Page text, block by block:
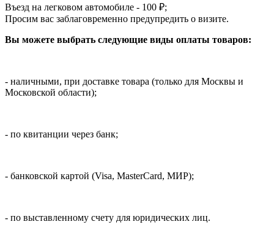
Въезд на легковом автомобиле - 100 ₽;
Просим вас заблаговременно предупредить о визите.
Вы можете выбрать следующие виды оплаты товаров:
- наличными, при доставке товара (только для Москвы и
Московской области);
- по квитанции через банк;
- банковской картой (Visa, MasterCard, МИР);
- по выставленному счету для юридических лиц.